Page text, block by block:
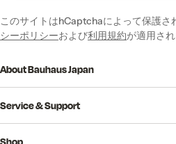
このサイトはhCaptchaによって保護
シーポリシーおよび利用規約が適用され
About Bauhaus Japan
Service & Support
Shop